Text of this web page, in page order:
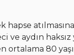
hapse
aydın haksız
ortalama 80